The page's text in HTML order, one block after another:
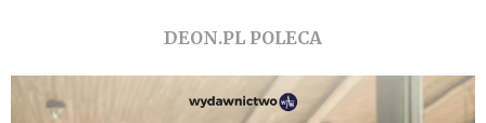
DEON.PL POLECA